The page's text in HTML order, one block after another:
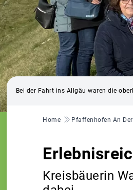
Bei der Fahrt ins Allgäu waren die
Pfadnavigation
Home Pfaffenhofen An
Kreisbäuerin